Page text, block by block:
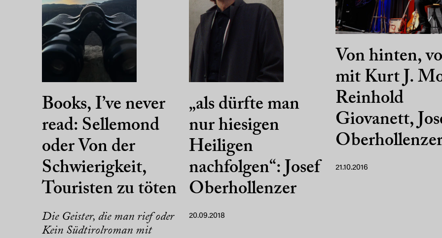
Books, I’ve never
read: Sellemond
oder Von der
Schwierigkeit,
Touristen zu töten
Die Geister, die man rief oder
Kein Südtirolroman mit
„als dürfte man
nur hiesigen
Heiligen
nachfolgen“: Josef
Oberhollenzer
20.09.2018
Von hinten,
mit Kurt J.
Reinhold
Giovanett,
21.10.2016